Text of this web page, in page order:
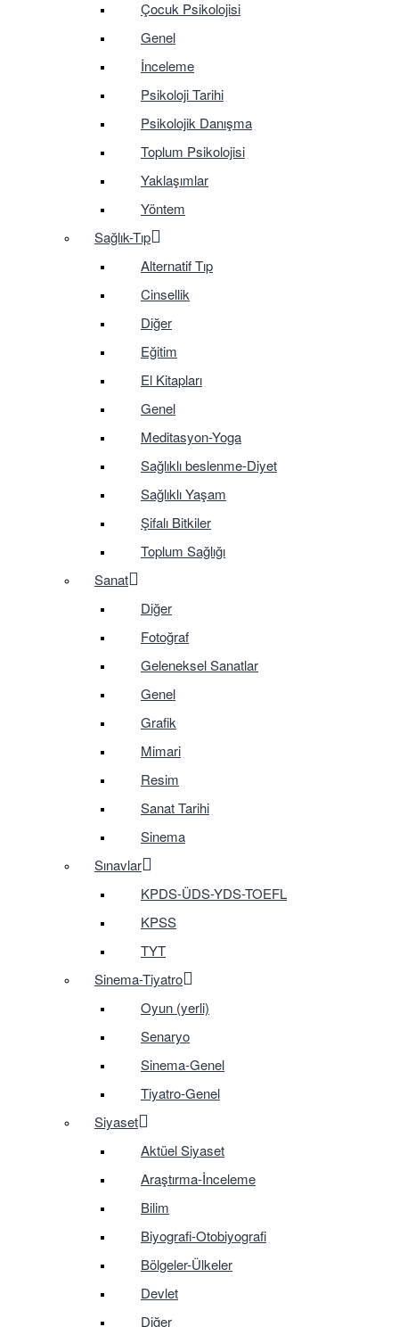
Çocuk Psikolojisi
Genel
İnceleme
Psikoloji Tarihi
Psikolojik Danışma
Toplum Psikolojisi
Yaklaşımlar
Yöntem
Sağlık-Tıp
Alternatif Tıp
Cinsellik
Diğer
Eğitim
El Kitapları
Genel
Meditasyon-Yoga
Sağlıklı beslenme-Diyet
Sağlıklı Yaşam
Şifalı Bitkiler
Toplum Sağlığı
Sanat
Diğer
Fotoğraf
Geleneksel Sanatlar
Genel
Grafik
Mimari
Resim
Sanat Tarihi
Sinema
Sınavlar
KPDS-ÜDS-YDS-TOEFL
KPSS
TYT
Sinema-Tiyatro
Oyun (yerli)
Senaryo
Sinema-Genel
Tiyatro-Genel
Siyaset
Aktüel Siyaset
Araştırma-İnceleme
Bilim
Biyografi-Otobiyografi
Bölgeler-Ülkeler
Devlet
Diğer